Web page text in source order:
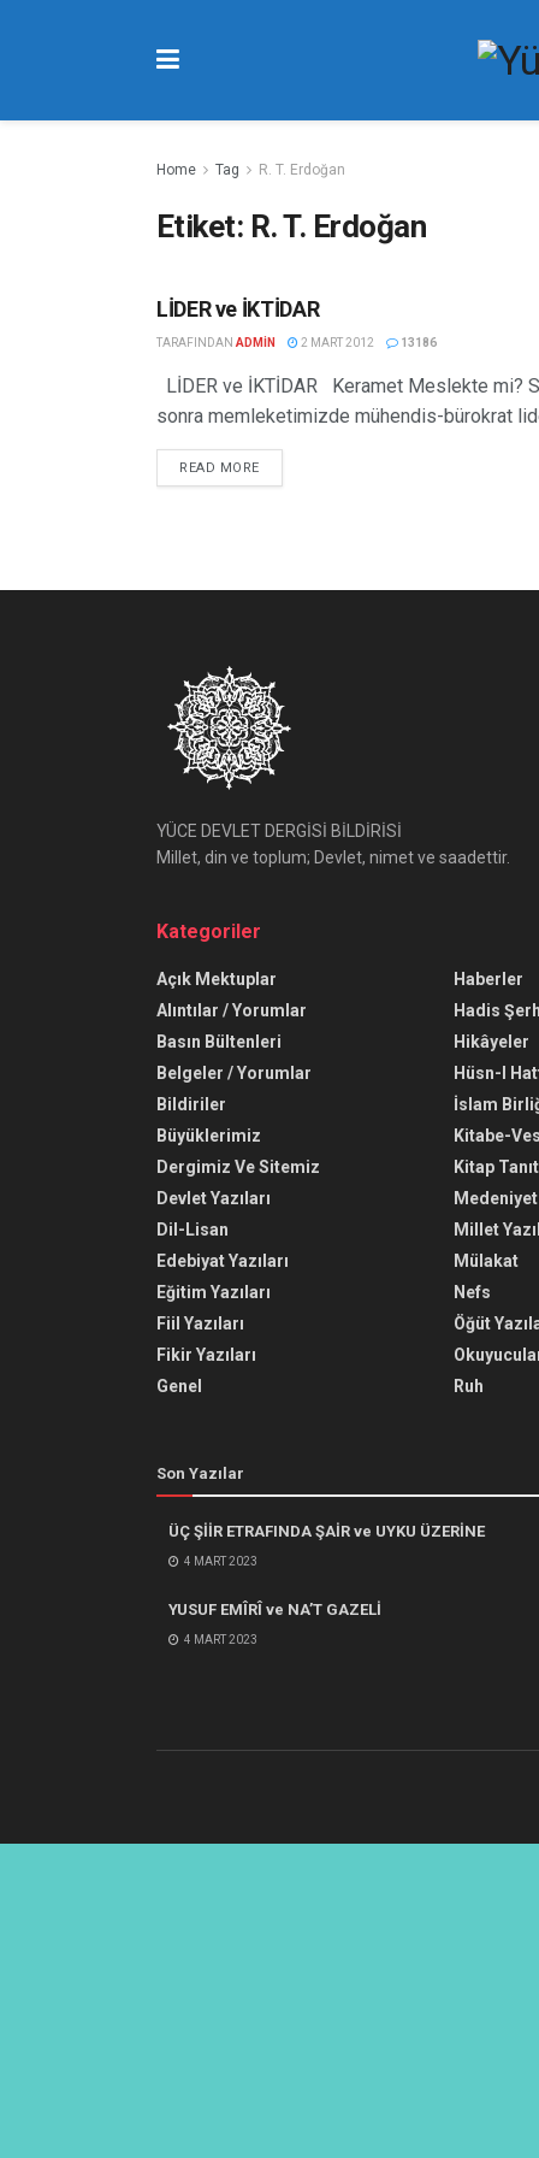
Home Tag R. T. Erdoğan
Etiket: R. T. Erdoğan
FIKIR YAZILARI
LİDER ve İKTİDAR
TARAFINDAN ADMIN 2 MART 2012 13186
LİDER ve İKTİDAR Keramet Meslekte mi?
sonra memleketimizde mühendis-bürokrat
READ MORE
YÜCE DEVLET DERGİSİ BİLDİRİSİ
Millet, din ve toplum; Devlet, nimet ve saadettir.
Kategoriler
Açık Mektuplar
Alıntılar / Yorumlar
Basın Bültenleri
Belgeler / Yorumlar
Bildiriler
Büyüklerimiz
Dergimiz Ve Sitemiz
Devlet Yazıları
Dil-Lisan
Edebiyat Yazıları
Eğitim Yazıları
Fiil Yazıları
Fikir Yazıları
Genel
Haberler
Hadis
Hikâyeler
Hüsn-I
İslam
Kitabe-
Kitap
Medeniyet
Millet
Mülakat
Nefs
Öğüt
Ruh
Son Yazılar
ÜÇ ŞİİR ETRAFINDA ŞAİR ve UYKU ÜZERİNE
4 MART 2023
YUSUF EMÎRÎ ve NA’T GAZELİ
4 MART 2023